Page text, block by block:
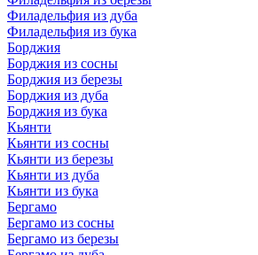
Филадельфия из дуба
Филадельфия из бука
Борджия
Борджия из сосны
Борджия из березы
Борджия из дуба
Борджия из бука
Кьянти
Кьянти из сосны
Кьянти из березы
Кьянти из дуба
Кьянти из бука
Бергамо
Бергамо из сосны
Бергамо из березы